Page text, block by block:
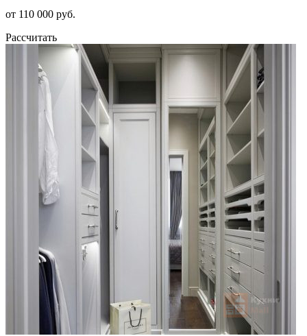
от 110 000 руб.
Рассчитать